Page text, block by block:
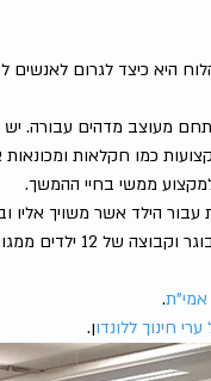
היא כיצד לגרום לאנשים
מעוצב מדהים עבורה.
כמו חקלאות
ממשי בחיי ההמשך.
הילד אשר משויך אליו
קטן נוסף לחינוך מיוחד. בנוסף, כל ילד מקבל חצי שעת סיכום
אמי"ת.
חינוך ללונדון.